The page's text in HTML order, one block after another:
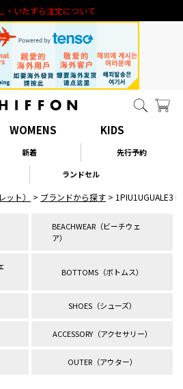
1000円オフクーポン進呈
WOMENS KIDS
新着
先行予約
ランドセル
ット） ブランドから探す 1PIU1UGUALE3
BEACHWEAR（ビーチウェ
ア）
BOTTOMS（ボトムス）
SHOES（シューズ）
ACCESSORY（アクセサリー）
OUTER（アウター）